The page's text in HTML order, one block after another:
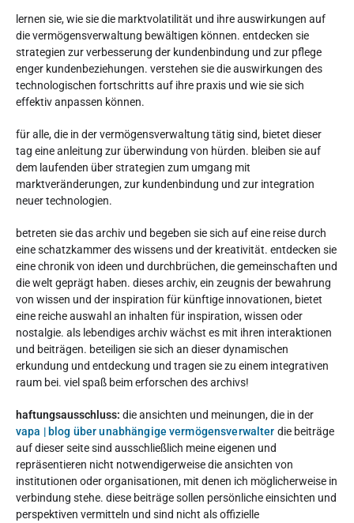
lernen sie, wie sie die marktvolatilität und ihre auswirkungen auf
die vermögensverwaltung bewältigen können. entdecken sie
strategien zur verbesserung der kundenbindung und zur pflege
enger kundenbeziehungen. verstehen sie die auswirkungen des
technologischen fortschritts auf ihre praxis und wie sie sich
effektiv anpassen können.
für alle, die in der vermögensverwaltung tätig sind, bietet dieser
tag eine anleitung zur überwindung von hürden. bleiben sie auf
dem laufenden über strategien zum umgang mit
marktveränderungen, zur kundenbindung und zur integration
neuer technologien.
betreten sie das archiv und begeben sie sich auf eine reise durch
eine schatzkammer des wissens und der kreativität. entdecken sie
eine chronik von ideen und durchbrüchen, die gemeinschaften und
die welt geprägt haben. dieses archiv, ein zeugnis der bewahrung
von wissen und der inspiration für künftige innovationen, bietet
eine reiche auswahl an inhalten für inspiration, wissen oder
nostalgie. als lebendiges archiv wächst es mit ihren interaktionen
und beiträgen. beteiligen sie sich an dieser dynamischen
erkundung und entdeckung und tragen sie zu einem integrativen
raum bei. viel spaß beim erforschen des archivs!
haftungsausschluss: die ansichten und meinungen, die in der
vapa | blog über unabhängige vermögensverwalter die beiträge
auf dieser seite sind ausschließlich meine eigenen und
repräsentieren nicht notwendigerweise die ansichten von
institutionen oder organisationen, mit denen ich möglicherweise in
verbindung stehe. diese beiträge sollen persönliche einsichten und
perspektiven vermitteln und sind nicht als offizielle